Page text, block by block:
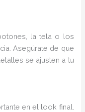
la tela o los
Asegúrate de que
se ajusten a tu
en el look final.